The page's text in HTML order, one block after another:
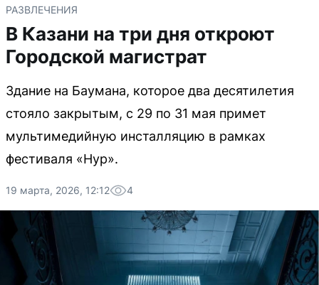
РАЗВЛЕЧЕНИЯ
В Казани на три дня откроют
Городской магистрат
Здание на Баумана, которое два десятилетия
стояло закрытым, с 29 по 31 мая примет
мультимедийную инсталляцию в рамках
фестиваля «Нур».
19 марта, 2026, 12:12 4